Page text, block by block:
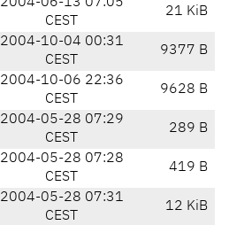
CEST
21 KiB
2004-10-04 00:31
CEST
9377 B
2004-10-06 22:36
CEST
9628 B
2004-05-28 07:29
CEST
289 B
2004-05-28 07:28
CEST
419 B
2004-05-28 07:31
CEST
12 KiB